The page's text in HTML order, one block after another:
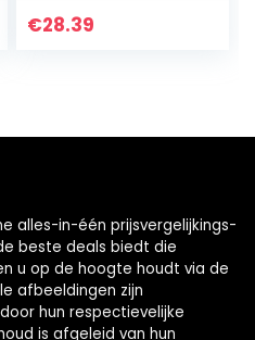
Smart Shell Cover
E-reader – Black
€28.39
alles-in-één prijsvergelijkings-
beste deals biedt die
u op de hoogte houdt via de
afbeeldingen zijn
hun respectievelijke
is afgeleid van hun